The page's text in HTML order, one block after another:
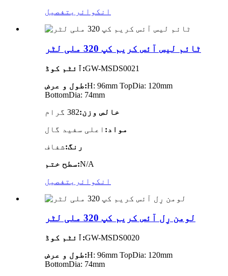
انکوائری تفصیل
ٹائم لیس آئس کریم کپ 320 ملی لٹر
آئٹم کوڈ:GW-MSDS0021
طول و عرض:H: 96mm TopDia: 120mm
BottomDia: 74mm
خالص وزن:382 گرام
مواد: اعلی سفید گال
رنگ:شفاف
سطح ختم:N/A
انکوائری تفصیل
لومن رِل آئس کریم کپ 320 ملی لٹر
آئٹم کوڈ:GW-MSDS0020
طول و عرض:H: 96mm TopDia: 120mm
BottomDia: 74mm